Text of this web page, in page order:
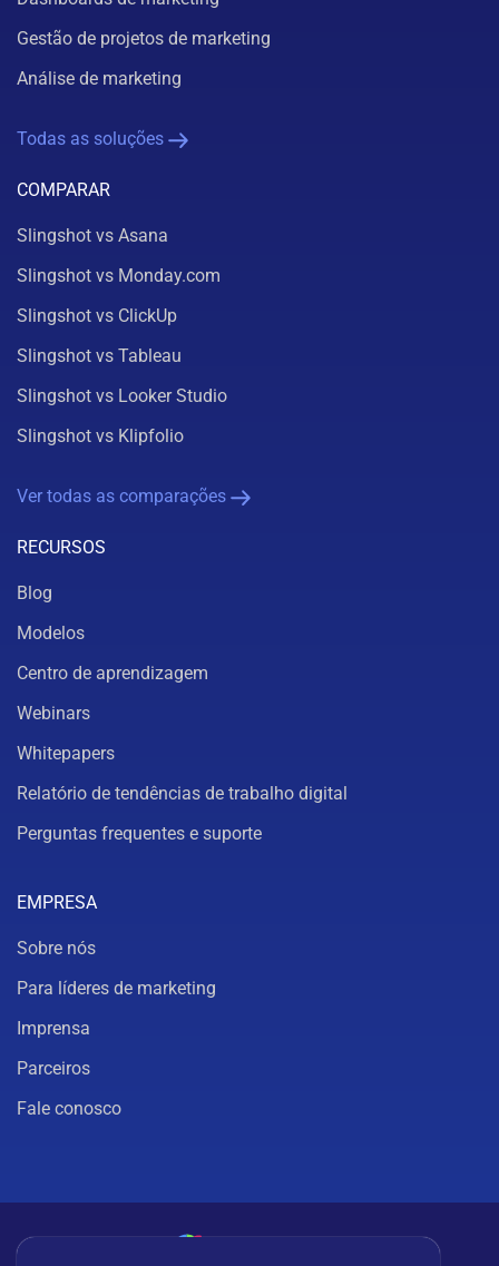
Gestão de projetos de marketing
Análise de marketing
Todas as soluções
COMPARAR
Slingshot vs Asana
Slingshot vs Monday.com
Slingshot vs ClickUp
Slingshot vs Tableau
Slingshot vs Looker Studio
Slingshot vs Klipfolio
Ver todas as comparações
RECURSOS
Blog
Modelos
Centro de aprendizagem
Webinars
Whitepapers
Relatório de tendências de trabalho digital
Perguntas frequentes e suporte
EMPRESA
Sobre nós
Para líderes de marketing
Imprensa
Parceiros
Fale conosco